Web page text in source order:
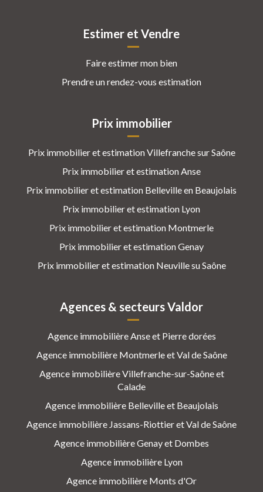
Estimer et Vendre
Faire estimer mon bien
Prendre un rendez-vous estimation
Prix immobilier
Prix immobilier et estimation Villefranche sur Saône
Prix immobilier et estimation Anse
Prix immobilier et estimation Belleville en Beaujolais
Prix immobilier et estimation Lyon
Prix immobilier et estimation Montmerle
Prix immobilier et estimation Genay
Prix immobilier et estimation Neuville su Saône
Agences & secteurs Valdor
Agence immobilière Anse et Pierre dorées
Agence immobilière Montmerle et Val de Saône
Agence immobilière Villefranche-sur-Saône et
Calade
Agence immobilière Belleville et Beaujolais
Agence immobilière Jassans-Riottier et Val de Saône
Agence immobilière Genay et Dombes
Agence immobilière Lyon
Agence immobilière Monts d'Or